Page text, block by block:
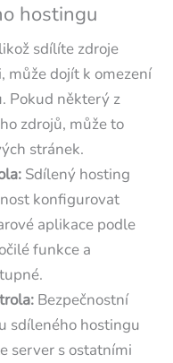
hostingu
sdílíte zdroje
může dojít k omezení
Pokud některý z
zdrojů, může to
stránek.
Sdílený hosting
konfigurovat
aplikace podle
funkce a
Bezpečnostní
sdíleného hostingu
server s ostatními